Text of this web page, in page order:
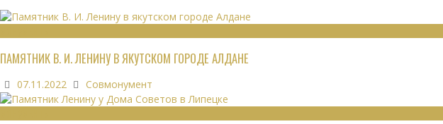
ПАМЯТНИК В. И. ЛЕНИНУ В ЯКУТСКОМ ГОРОДЕ АЛДАНЕ
07.11.2022 Совмонумент